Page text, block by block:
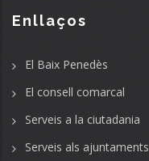
Enllaços
El Baix Penedès
El consell comarcal
Serveis a la ciutadania
Serveis als ajuntaments